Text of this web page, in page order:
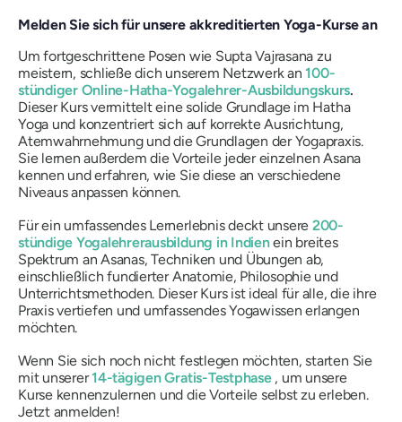
Melden Sie sich für unsere akkreditierten Yoga-Kurse an
Um fortgeschrittene Posen wie Supta Vajrasana zu
meistern, schließe dich unserem Netzwerk an100-
stündiger Online-Hatha-Yogalehrer-Ausbildungskurs.
Dieser Kurs vermittelt eine solide Grundlage im Hatha
Yoga und konzentriert sich auf korrekte Ausrichtung,
Atemwahrnehmung und die Grundlagen der Yogapraxis.
Sie lernen außerdem die Vorteile jeder einzelnen Asana
kennen und erfahren, wie Sie diese an verschiedene
Niveaus anpassen können.
Für ein umfassendes Lernerlebnis deckt unsere 200-
stündige Yogalehrerausbildung in Indienein breites
Spektrum an Asanas, Techniken und Übungen ab,
einschließlich fundierter Anatomie, Philosophie und
Unterrichtsmethoden. Dieser Kurs ist ideal für alle, die ihre
Praxis vertiefen und umfassendes Yogawissen erlangen
möchten.
Wenn Sie sich noch nicht festlegen möchten, starten Sie
mit unserer14-tägigen Gratis-Testphase, um unsere
Kurse kennenzulernen und die Vorteile selbst zu erleben.
Jetzt anmelden!